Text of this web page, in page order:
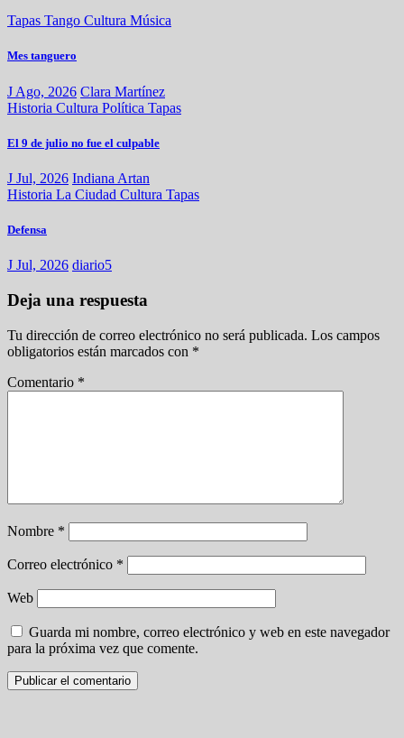
Tapas Tango Cultura Música
Mes tanguero
J Ago, 2026 Clara Martínez
Historia Cultura Política Tapas
El 9 de julio no fue el culpable
J Jul, 2026 Indiana Artan
Historia La Ciudad Cultura Tapas
Defensa
J Jul, 2026 diario5
Deja una respuesta
Tu dirección de correo electrónico no será publicada. Los campos
obligatorios están marcados con *
Comentario *
Nombre *
Correo electrónico *
Web
Guarda mi nombre, correo electrónico y web en este navegador
para la próxima vez que comente.